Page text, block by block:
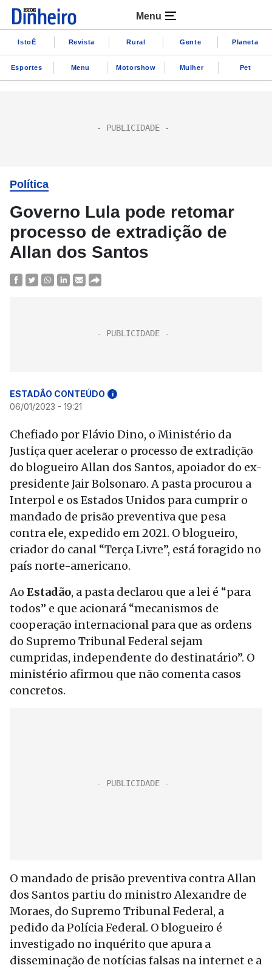
Menu
IstoÉ Revista Rural Gente Planeta
Esportes Menu Motorshow Mulher Pet
Política
Governo Lula pode retomar
processo de extradição de
Allan dos Santos
ESTADÃO CONTEÚDO i
06/01/2023 - 19:21
Chefiado por Flávio Dino, o Ministério da
Justiça quer acelerar o processo de extradição
do blogueiro Allan dos Santos, apoiador do ex-
presidente Jair Bolsonaro. A pasta procurou a
Interpol e os Estados Unidos para cumprir o
mandado de prisão preventiva que pesa
contra ele, expedido em 2021. O blogueiro,
criador do canal “Terça Livre”, está foragido no
país norte-americano.
Ao Estadão, a pasta declarou que a lei é “para
todos” e que acionará “mecanismos de
cooperação internacional para que as ordens
do Supremo Tribunal Federal sejam
cumpridas, independente do destinatário”. O
ministério afirmou que não comenta casos
concretos.
O mandado de prisão preventiva contra Allan
dos Santos partiu do ministro Alexandre de
Moraes, do Supremo Tribunal Federal, a
pedido da Polícia Federal. O blogueiro é
investigado no inquérito que apura a
disseminação de notícias falsas na internet e a